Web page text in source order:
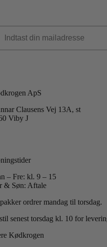
ApS
Clausens Vej 13A, st
Viby J
– Fre: kl. 9 – 15
& Søn: Aftale
ordrer mandag til torsdag.
senest torsdag kl. 10 for
Kødkrogen